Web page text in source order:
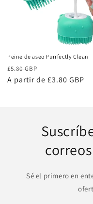
Peine de aseo Purrfectly Clean
Precio
habitual
£5.80 GBP
de
A partir de £3.80 GBP
Sé el primero en